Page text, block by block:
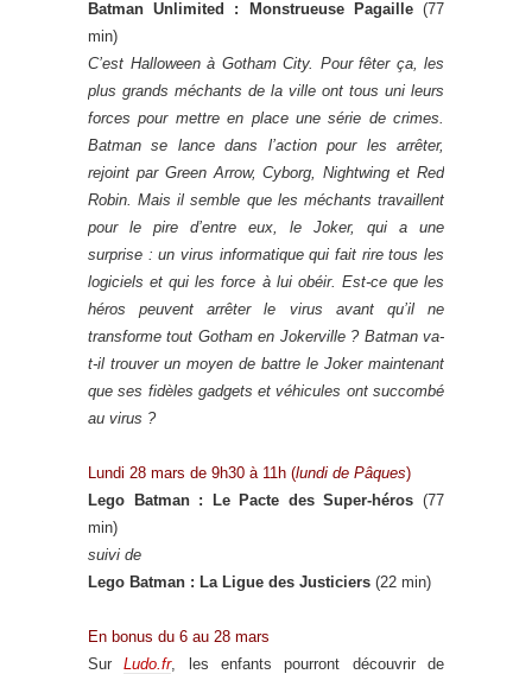
Batman Unlimited : Monstrueuse Pagaille(77
min)
C’est Halloween à Gotham City. Pour fêter ça, les
plus grands méchants de la ville ont tous uni leurs
forces pour mettre en place une série de crimes.
Batman se lance dans l’action pour les arrêter,
rejoint par Green Arrow, Cyborg, Nightwing et Red
Robin. Mais il semble que les méchants travaillent
pour le pire d’entre eux, le Joker, qui a une
surprise : un virus informatique qui fait rire tous les
logiciels et qui les force à lui obéir. Est-ce que les
héros peuvent arrêter le virus avant qu’il ne
transforme tout Gotham en Jokerville ? Batman va-
t-il trouver un moyen de battre le Joker maintenant
que ses fidèles gadgets et véhicules ont succombé
au virus ?
Lundi 28 mars de 9h30 à 11h (lundi de Pâques)
Lego Batman : Le Pacte des Super-héros (77
min)
suivi de
Lego Batman : La Ligue des Justiciers (22 min)
En bonus du 6 au 28 mars
SurLudo.fr, les enfants pourront découvrir de